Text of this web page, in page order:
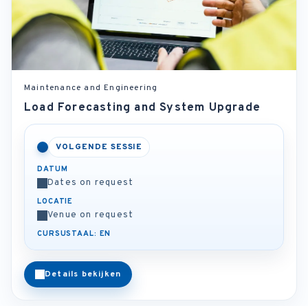
Maintenance and Engineering
Load Forecasting and System Upgrade
VOLGENDE SESSIE
DATUM
Dates on request
LOCATIE
Venue on request
CURSUSTAAL: EN
Details bekijken